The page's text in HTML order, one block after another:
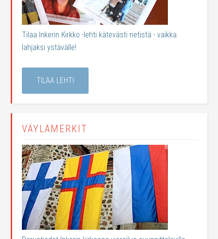
Tilaa Inkerin Kirkko -lehti kätevästi netistä - vaikka
lahjaksi ystävälle!
TILAA LEHTI
VÄYLÄMERKIT